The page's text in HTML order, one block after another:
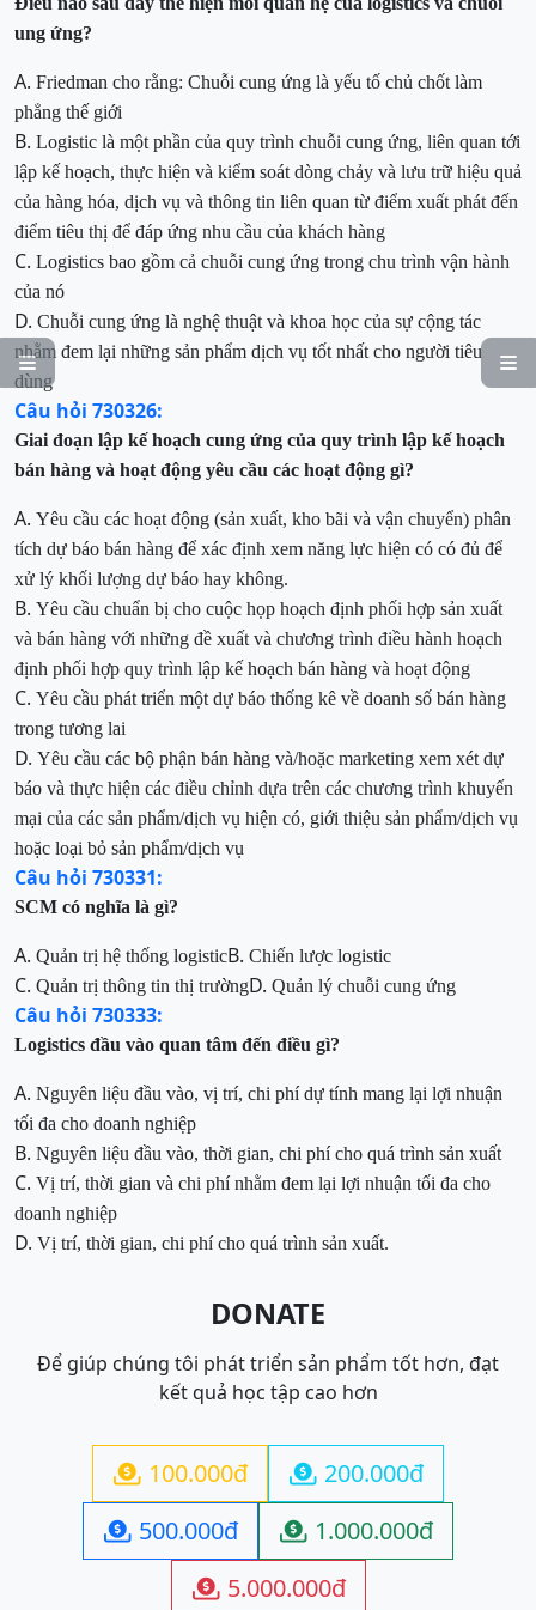


ung ứng?
A. Friedman cho rằng: Chuỗi cung ứng là yếu tố chủ chốt làm
phẳng thế giới
B. Logistic là một phần của quy trình chuỗi cung ứng, liên quan tới
lập kế hoạch, thực hiện và kiểm soát dòng chảy và lưu trữ hiệu quả
của hàng hóa, dịch vụ và thông tin liên quan từ điểm xuất phát đến
điểm tiêu thị để đáp ứng nhu cầu của khách hàng
C. Logistics bao gồm cả chuỗi cung ứng trong chu trình vận hành
của nó
D. Chuỗi cung ứng là nghệ thuật và khoa học của sự cộng tác
nhằm đem lại những sản phẩm dịch vụ tốt nhất cho người tiêu
dùng
Câu hỏi 730326:
Giai đoạn lập kế hoạch cung ứng của quy trình lập kế hoạch
bán hàng và hoạt động yêu cầu các hoạt động gì?
A. Yêu cầu các hoạt động (sản xuất, kho bãi và vận chuyển) phân
tích dự báo bán hàng để xác định xem năng lực hiện có có đủ để
xử lý khối lượng dự báo hay không.
B. Yêu cầu chuẩn bị cho cuộc họp hoạch định phối hợp sản xuất
và bán hàng với những đề xuất và chương trình điều hành hoạch
định phối hợp quy trình lập kế hoạch bán hàng và hoạt động
C. Yêu cầu phát triển một dự báo thống kê về doanh số bán hàng
trong tương lai
D. Yêu cầu các bộ phận bán hàng và/hoặc marketing xem xét dự
báo và thực hiện các điều chỉnh dựa trên các chương trình khuyến
mại của các sản phẩm/dịch vụ hiện có, giới thiệu sản phẩm/dịch vụ
hoặc loại bỏ sản phẩm/dịch vụ
Câu hỏi 730331:
SCM có nghĩa là gì?
A. Quản trị hệ thống logisticB. Chiến lược logistic
C. Quản trị thông tin thị trườngD. Quản lý chuỗi cung ứng
Câu hỏi 730333:
Logistics đầu vào quan tâm đến điều gì?
A. Nguyên liệu đầu vào, vị trí, chi phí dự tính mang lại lợi nhuận
tối đa cho doanh nghiệp
B. Nguyên liệu đầu vào, thời gian, chi phí cho quá trình sản xuất
C. Vị trí, thời gian và chi phí nhằm đem lại lợi nhuận tối đa cho
doanh nghiệp
D. Vị trí, thời gian, chi phí cho quá trình sản xuất.
DONATE
Để giúp chúng tôi phát triển sản phẩm tốt hơn, đạt
kết quả học tập cao hơn
 100.000đ  200.000đ
 500.000đ  1.000.000đ
 5.000.000đ